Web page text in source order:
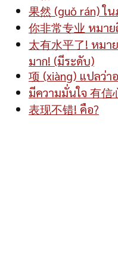
果然 (guǒ rán) ใ
你非常专业 หมาย
太有水平了! หมา
มาก! (มีระดับ)
项 (xiàng) แปลว่า
มีความมั่นใจ 有信
表现不错! คือ?